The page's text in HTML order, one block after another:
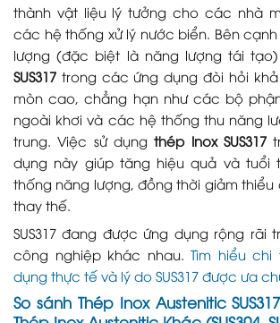
thành vật liệu lý tưởng cho các nhà
các hệ thống xử lý nước biển. Bên
lượng (đặc biệt là năng lượng tái
SUS317 trong các ứng dụng đòi hỏi
mòn cao, chẳng hạn như các bộ
ngoài khơi và các hệ thống thu năng
trung. Việc sử dụngthép Inox SUS317
dụng này giúp tăng hiệu quả và
thống năng lượng, đồng thời giảm thiểu
thay thế.
SUS317 đang được ứng dụng rộng rãi
công nghiệp khác nhau. Tìm hiểu
dụng thực tế và lý do SUS317 được ưa
So sánh Thép Inox Austenitic